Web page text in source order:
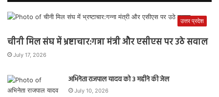
उत्तर प्रदेश
चीनी मिल संघ में भ्रष्टाचार:गन्ना मंत्री और एसीएस पर उठे सवाल
July 17, 2026
अभिनेता राजपाल यादव को 3 महीने की जेल
July 10, 2026